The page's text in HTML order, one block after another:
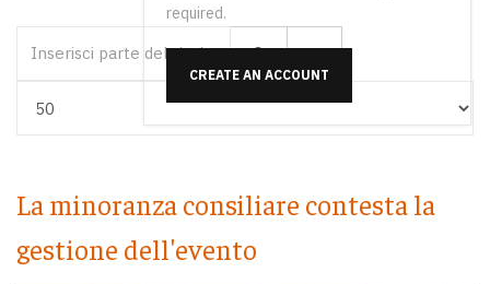
required.
CREATE AN ACCOUNT
La minoranza consiliare contesta la
gestione dell'evento